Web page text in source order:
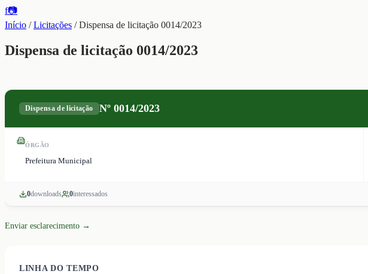
f📷
Início /Licitações /Dispensa de licitação 0014/2023
Dispensa de licitação 0014/2023
Dispensa de licitação Nº 0014/2023
ÓRGÃO
Prefeitura Municipal
0downloads 0interessados
Enviar esclarecimento →
LINHA DO TEMPO